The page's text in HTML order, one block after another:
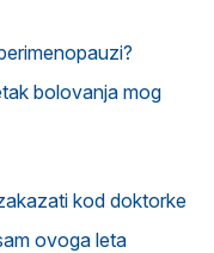
bolovanja mog
kod doktorke
ovoga leta